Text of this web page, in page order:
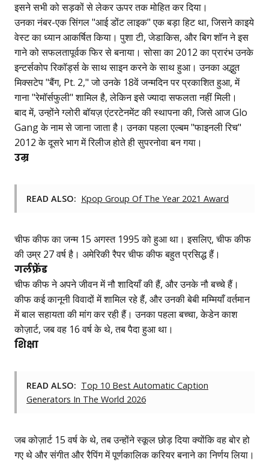
इसने सभी को सड़कों से लेकर ऊपर तक मोहित कर दिया।
उनका नंबर-एक सिंगल "आई डोंट लाइक" एक बड़ा हिट था, जिसने काइये
वेस्ट का ध्यान आकर्षित किया। पुशा टी, जेडाकिस, और बिग शॉन ने इस
गाने को सफलतापूर्वक फिर से बनाया। सोसा का 2012 का प्रारंभ उनके
इन्टर्सकोप रिकॉर्ड्स के साथ साइन करने के साथ हुआ। उनका अद्भुत
मिक्सटेप "बैंग, Pt. 2," जो उनके 18वें जन्मदिन पर प्रकाशित हुआ, में
गाना "रेमॉर्सफुली" शामिल है, लेकिन इसे ज्यादा सफलता नहीं मिली।
बाद में, उन्होंने ग्लोरी बॉयज़ एंटरटेनमेंट की स्थापना की, जिसे आज Glo
Gang के नाम से जाना जाता है। उनका पहला एल्बम "फाइनली रिच"
2012 के दूसरे भाग में रिलीज होते ही सुपरनोवा बन गया।
उम्र
READ ALSO: Kpop Group Of The Year 2021 Award
चीफ कीफ का जन्म 15 अगस्त 1995 को हुआ था। इसलिए, चीफ कीफ
की उम्र 27 वर्ष है। अमेरिकी रैपर चीफ कीफ बहुत प्रसिद्ध हैं।
गर्लफ्रेंड
चीफ कीफ ने अपने जीवन में नौ शादियाँ की हैं, और उनके नौ बच्चे हैं।
कीफ कई कानूनी विवादों में शामिल रहे हैं, और उनकी बेबी मम्मियाँ वर्तमान
में बाल सहायता की मांग कर रही हैं। उनका पहला बच्चा, केडेन काश
कोज़ार्ट, जब वह 16 वर्ष के थे, तब पैदा हुआ था।
शिक्षा
READ ALSO: Top 10 Best Automatic Caption
Generators In The World 2026
जब कोज़ार्ट 15 वर्ष के थे, तब उन्होंने स्कूल छोड़ दिया क्योंकि वह बोर हो
गए थे और संगीत और रैपिंग में पूर्णकालिक करियर बनाने का निर्णय लिया।